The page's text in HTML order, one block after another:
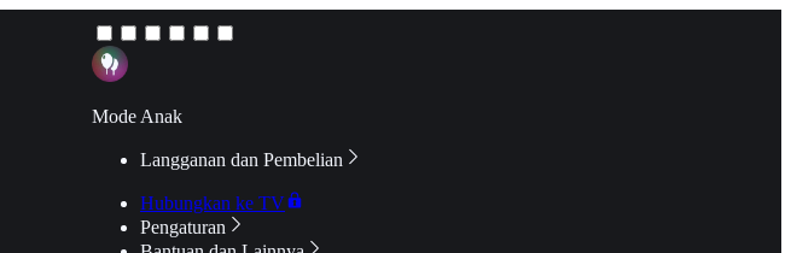
Mode Anak
Langganan dan Pembelian
Hubungkan ke TV
Pengaturan